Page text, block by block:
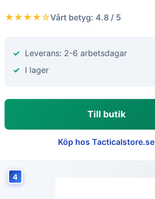
★★★★☆Vårt betyg: 4.8 / 5
Leverans: 2-6 arbetsdagar
I lager
Till butik
Köp hos Tacticalstore.se
4